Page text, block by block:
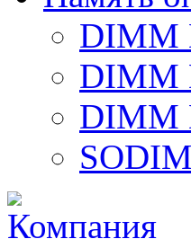
DIMM
DIMM
DIMM